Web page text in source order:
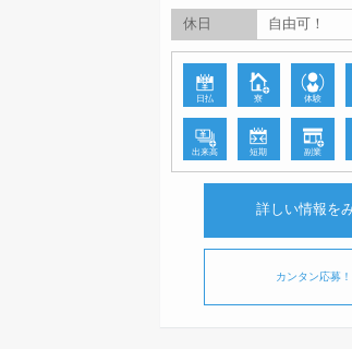
休日 自由可！
日払 寮 体験
出来高 短期 副業
詳しい情報を
カンタン応募！